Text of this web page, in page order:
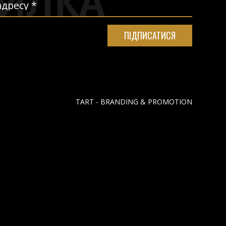
TART - BRANDING & PROMOTION